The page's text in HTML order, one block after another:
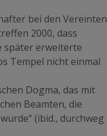
bei den Vereinten
2000, dass
später erweiterte
Tempel nicht einmal
Dogma, das mit
Beamten, die
(ibid., durchweg